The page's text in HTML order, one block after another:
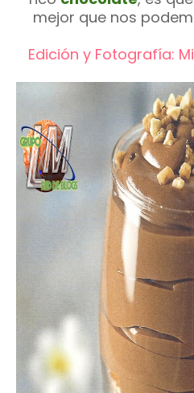
mejor que nos
Edición y Fotografía: